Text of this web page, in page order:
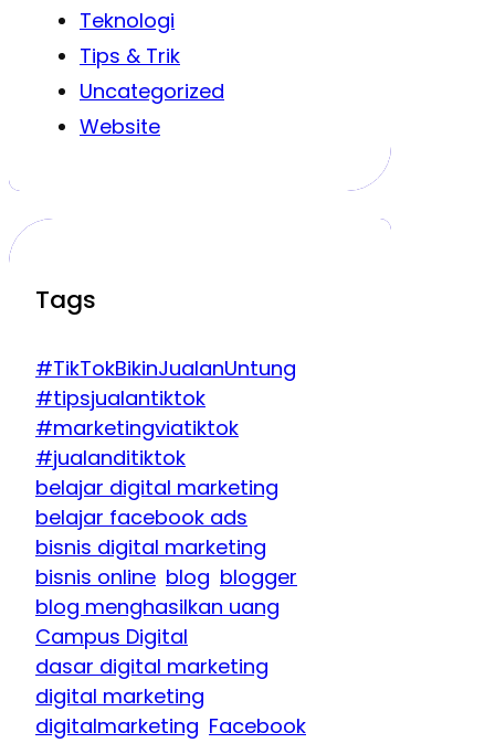
Teknologi
Tips & Trik
Uncategorized
Website
Tags
#TikTokBikinJualanUntung
#tipsjualantiktok
#marketingviatiktok
#jualanditiktok
belajar digital marketing
belajar facebook ads
bisnis digital marketing
bisnis online blog blogger
blog menghasilkan uang
Campus Digital
dasar digital marketing
digital marketing
digitalmarketing Facebook